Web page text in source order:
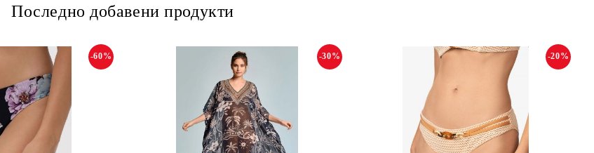
Последно добавени продукти
-60% -30% -20%